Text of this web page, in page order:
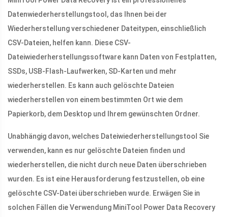
Datenwiederherstellungstool, das Ihnen bei der
Wiederherstellung verschiedener Dateitypen, einschließlich
CSV-Dateien, helfen kann. Diese CSV-
Dateiwiederherstellungssoftware kann Daten von Festplatten,
SSDs, USB-Flash-Laufwerken, SD-Karten und mehr
wiederherstellen. Es kann auch gelöschte Dateien
wiederherstellen von einem bestimmten Ort wie dem
Papierkorb, dem Desktop und Ihrem gewünschten Ordner.
Unabhängig davon, welches Dateiwiederherstellungstool Sie
verwenden, kann es nur gelöschte Dateien finden und
wiederherstellen, die nicht durch neue Daten überschrieben
wurden. Es ist eine Herausforderung festzustellen, ob eine
gelöschte CSV-Datei überschrieben wurde. Erwägen Sie in
solchen Fällen die Verwendung MiniTool Power Data Recovery